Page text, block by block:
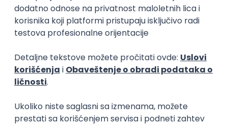
Poslovi posle studija
Nao Media Systems